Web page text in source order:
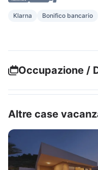
Klarna Bonifico bancario
Occupazione /
Altre case